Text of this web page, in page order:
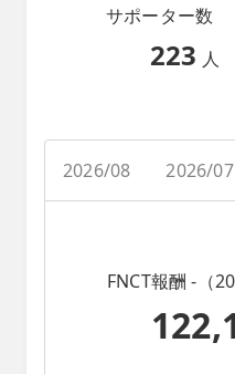
サポーター数
223 人
2026/08 2026/07
FNCT報酬 -（